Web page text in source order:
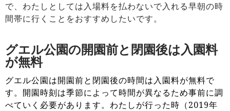
で、わたしとしては入場料を払わないで入れる早朝の時
間帯に行くことをおすすめしたいです。
グエル公園の開園前と閉園後は入園料
が無料
グエル公園は開園前と閉園後の時間は入園料が無料で
す。開園時刻は季節によって時間が異なるため事前に調
べていく必要があります。わたしが行った時（2019年